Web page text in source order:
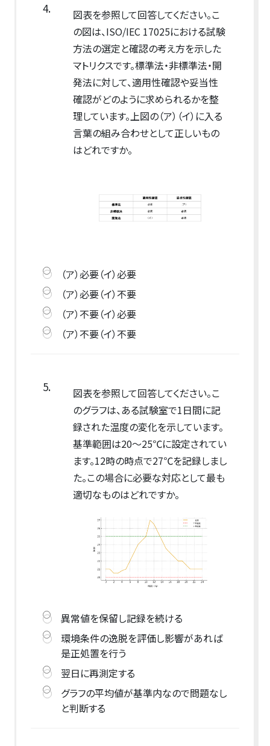
4.
図表を参照して回答してください。こ
の図は、ISO/IEC 17025における試験
方法の選定と確認の考え方を示した
マトリクスです。標準法・非標準法・開
発法に対して、適用性確認や妥当性
確認がどのように求められるかを整
理しています。上図の（ア）（イ）に入る
言葉の組み合わせとして正しいもの
はどれですか。
（ア）必要（イ）必要
（ア）必要（イ）不要
（ア）不要（イ）必要
（ア）不要（イ）不要
5.
図表を参照して回答してください。こ
のグラフは、ある試験室で1日間に記
録された温度の変化を示しています。
基準範囲は20〜25℃に設定されてい
ます。12時の時点で27℃を記録しまし
た。この場合に必要な対応として最も
適切なものはどれですか。
異常値を保留し記録を続ける
環境条件の逸脱を評価し影響があれば
是正処置を行う
翌日に再測定する
グラフの平均値が基準内なので問題なし
と判断する